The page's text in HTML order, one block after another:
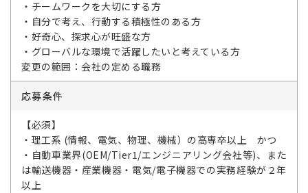
・チームワークを大切にする方
・自分で考え、行動する積極性のある方
・好奇心、探求心が旺盛な方
・グローバルな環境で活躍したいと考えている方
変更の範囲：会社の定める職務
応募条件
【必須】
・理工系 (情報、電気、物理、機械）の高専卒以上 かつ
・自動車業界(OEM/Tier1/エンジニアリング会社等)、また
は輸送機器・産業機器・電気/電子機器での実務経験が２年
以上